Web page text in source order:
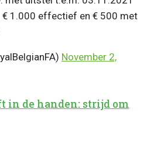
€ 1.000 effectief en € 500 met
November 2,
in de handen: strijd om